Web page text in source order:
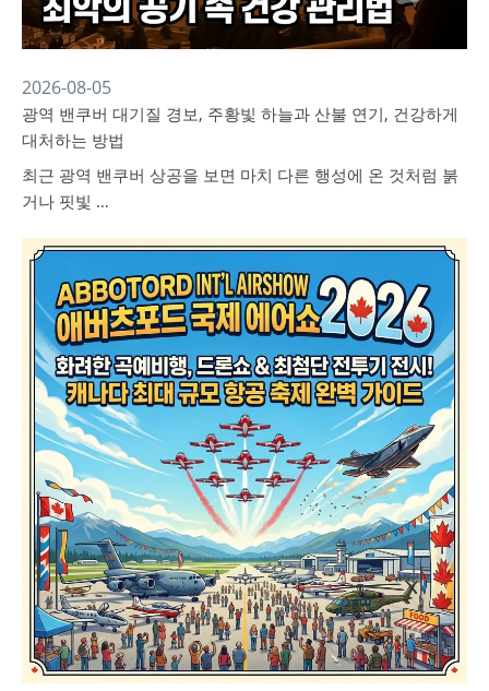
2026-08-05
광역 밴쿠버 대기질 경보, 주황빛 하늘과 산불 연기, 건강하게
대처하는 방법
최근 광역 밴쿠버 상공을 보면 마치 다른 행성에 온 것처럼 붉
거나 핏빛 …